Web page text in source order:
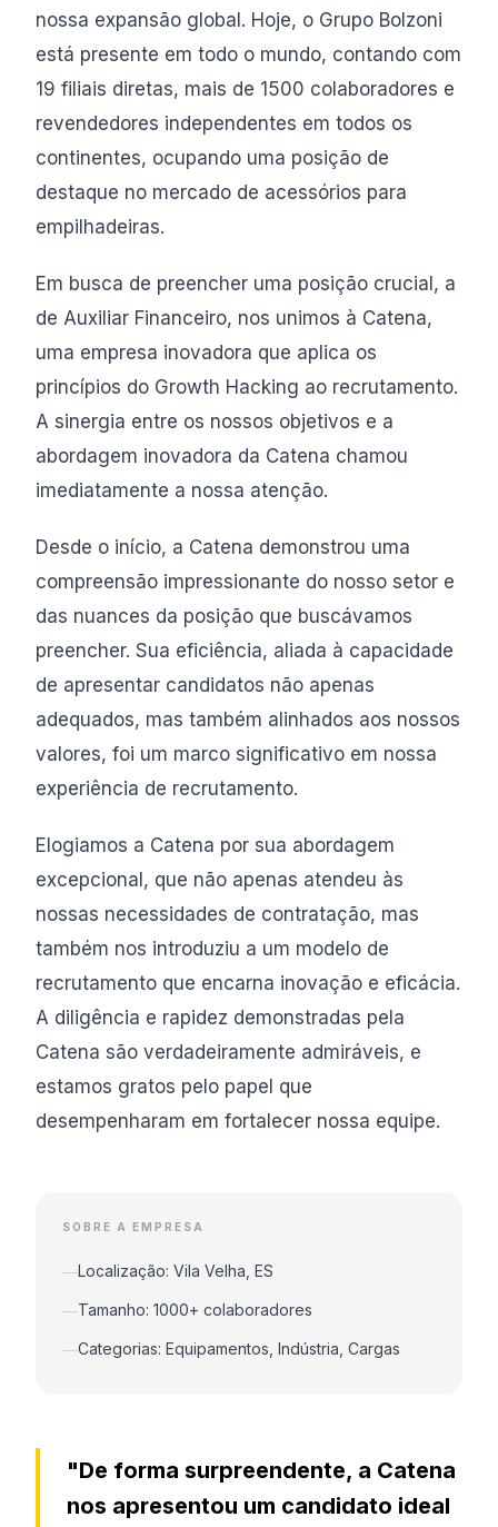
nossa expansão global. Hoje, o Grupo Bolzoni
está presente em todo o mundo, contando com
19 filiais diretas, mais de 1500 colaboradores e
revendedores independentes em todos os
continentes, ocupando uma posição de
destaque no mercado de acessórios para
empilhadeiras.
Em busca de preencher uma posição crucial, a
de Auxiliar Financeiro, nos unimos à Catena,
uma empresa inovadora que aplica os
princípios do Growth Hacking ao recrutamento.
A sinergia entre os nossos objetivos e a
abordagem inovadora da Catena chamou
imediatamente a nossa atenção.
Desde o início, a Catena demonstrou uma
compreensão impressionante do nosso setor e
das nuances da posição que buscávamos
preencher. Sua eficiência, aliada à capacidade
de apresentar candidatos não apenas
adequados, mas também alinhados aos nossos
valores, foi um marco significativo em nossa
experiência de recrutamento.
Elogiamos a Catena por sua abordagem
excepcional, que não apenas atendeu às
nossas necessidades de contratação, mas
também nos introduziu a um modelo de
recrutamento que encarna inovação e eficácia.
A diligência e rapidez demonstradas pela
Catena são verdadeiramente admiráveis, e
estamos gratos pelo papel que
desempenharam em fortalecer nossa equipe.
SOBRE A EMPRESA
—Localização: Vila Velha, ES
—Tamanho: 1000+ colaboradores
—Categorias: Equipamentos, Indústria, Cargas
"De forma surpreendente, a Catena
nos apresentou um candidato ideal